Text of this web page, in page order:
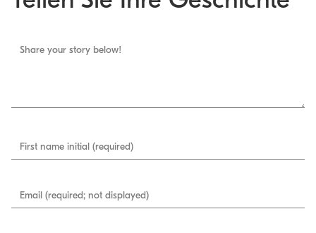
Share your story below!
First name initial (required)
Email (required; not displayed)